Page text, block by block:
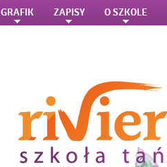
GRAFIK ZAPISY O SZKOLE